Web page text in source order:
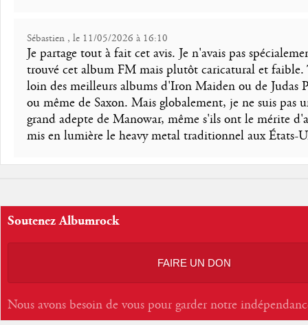
Sébastien , le 11/05/2026 à 16:10
Je partage tout à fait cet avis. Je n'avais pas
trouvé cet album FM mais plutôt caricatural et faible.
loin des meilleurs albums d'Iron Maiden ou de Judas
ou même de Saxon. Mais globalement, je ne suis pas
grand adepte de Manowar, même s'ils ont le mérite
mis en lumière le heavy metal traditionnel aux États-
Soutenez Albumrock
FAIRE UN DON
Nous avons besoin de vous pour garder notre